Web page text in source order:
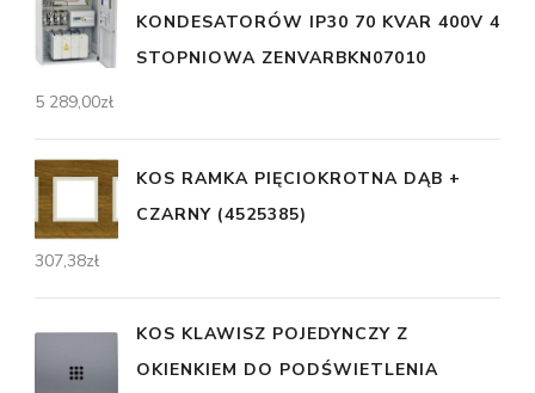
KONDESATORÓW IP30 70 KVAR 400V 4
STOPNIOWA ZENVARBKN07010
5 289,00zł
KOS RAMKA PIĘCIOKROTNA DĄB +
CZARNY (4525385)
307,38zł
KOS KLAWISZ POJEDYNCZY Z
OKIENKIEM DO PODŚWIETLENIA